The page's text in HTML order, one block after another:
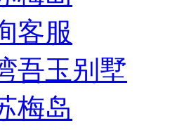
客服
吾玉别墅
梅岛